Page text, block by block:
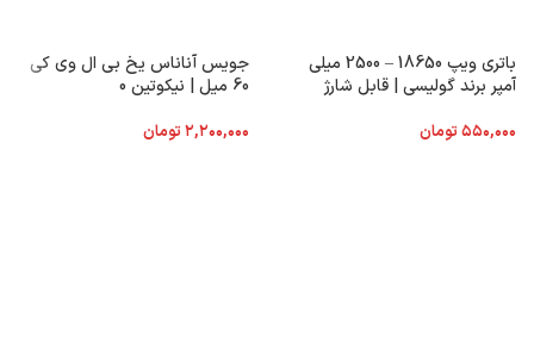
باتری ویپ 18650 – 2500 میلی
آمپر برند گولیسی | قابل شارژ
۵۵۰,۰۰۰ تومان
جویس آناناس یخ بی ال وی کی
60 میل | نیکوتین 0
۲,۲۰۰,۰۰۰ تومان